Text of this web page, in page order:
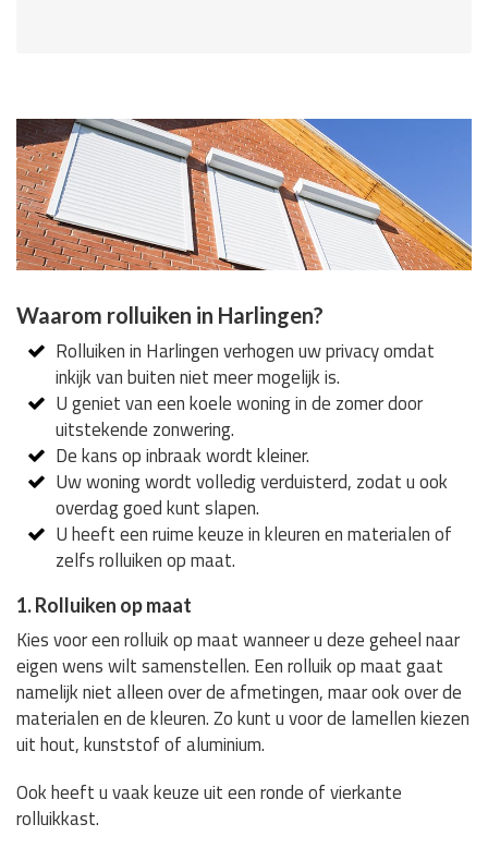
Waarom rolluiken in Harlingen?
Rolluiken in Harlingen verhogen uw privacy omdat
inkijk van buiten niet meer mogelijk is.
U geniet van een koele woning in de zomer door
uitstekende zonwering.
De kans op inbraak wordt kleiner.
Uw woning wordt volledig verduisterd, zodat u ook
overdag goed kunt slapen.
U heeft een ruime keuze in kleuren en materialen of
zelfs rolluiken op maat.
1. Rolluiken op maat
Kies voor een rolluik op maat wanneer u deze geheel naar
eigen wens wilt samenstellen. Een rolluik op maat gaat
namelijk niet alleen over de afmetingen, maar ook over de
materialen en de kleuren. Zo kunt u voor de lamellen kiezen
uit hout, kunststof of aluminium.
Ook heeft u vaak keuze uit een ronde of vierkante
rolluikkast.